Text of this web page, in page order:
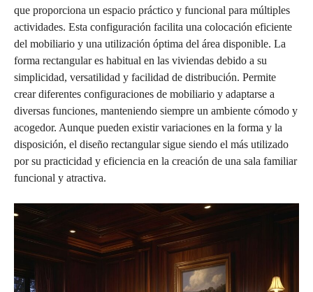
que proporciona un espacio práctico y funcional para múltiples
actividades. Esta configuración facilita una colocación eficiente
del mobiliario y una utilización óptima del área disponible. La
forma rectangular es habitual en las viviendas debido a su
simplicidad, versatilidad y facilidad de distribución. Permite
crear diferentes configuraciones de mobiliario y adaptarse a
diversas funciones, manteniendo siempre un ambiente cómodo y
acogedor. Aunque pueden existir variaciones en la forma y la
disposición, el diseño rectangular sigue siendo el más utilizado
por su practicidad y eficiencia en la creación de una sala familiar
funcional y atractiva.